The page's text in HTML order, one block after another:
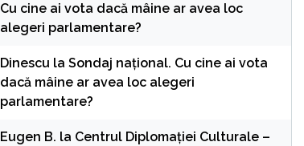
Cu cine ai vota dacă mâine ar avea loc
alegeri parlamentare?
Dinescu la Sondaj național. Cu cine ai vota
dacă mâine ar avea loc alegeri
parlamentare?
Eugen B. la Centrul Diplomației Culturale –